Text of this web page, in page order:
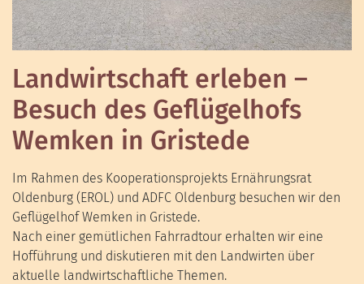
Landwirtschaft erleben –
Besuch des Geflügelhofs
Wemken in Gristede
Im Rahmen des Kooperationsprojekts Ernährungsrat
Oldenburg (EROL) und ADFC Oldenburg besuchen wir den
Geflügelhof Wemken in Gristede.
Nach einer gemütlichen Fahrradtour erhalten wir eine
Hofführung und diskutieren mit den Landwirten über
aktuelle landwirtschaftliche Themen.